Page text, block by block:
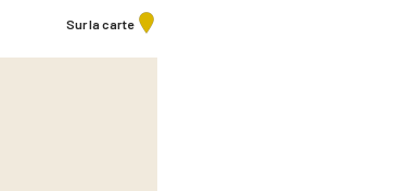
Sur la carte